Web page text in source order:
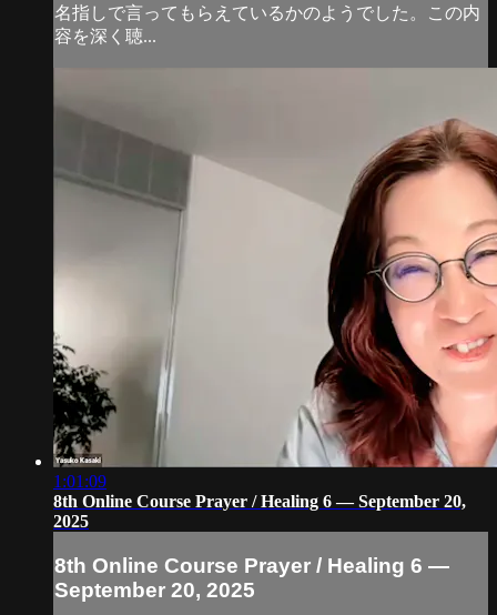
名指しで言ってもらえているかのようでした。この内
容を深く聴...
1:01:09
8th Online Course Prayer / Healing 6 — September 20,
2025
8th Online Course Prayer / Healing 6 —
September 20, 2025